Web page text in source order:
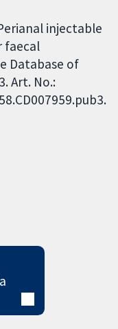
injectable
faecal
Database of
Art. No.: